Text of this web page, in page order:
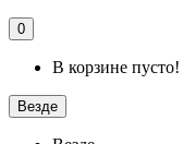
0
В корзине пусто!
Везде